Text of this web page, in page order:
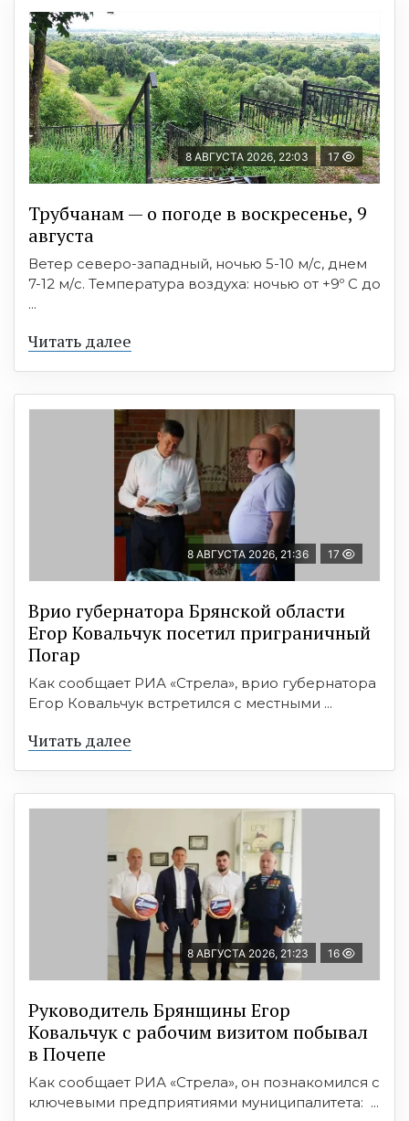
8 АВГУСТА 2026, 22:03 17
Трубчанам — о погоде в воскресенье, 9
августа
Ветер северо-западный, ночью 5-10 м/с, днем
7-12 м/с. Температура воздуха: ночью от +9º C до
...
Читать далее
8 АВГУСТА 2026, 21:36 17
Врио губернатора Брянской области
Егор Ковальчук посетил приграничный
Погар
Как сообщает РИА «Стрела», врио губернатора
Егор Ковальчук встретился с местными ...
Читать далее
8 АВГУСТА 2026, 21:23 16
Руководитель Брянщины Егор
Ковальчук с рабочим визитом побывал
в Почепе
Как сообщает РИА «Стрела», он познакомился с
ключевыми предприятиями муниципалитета: ...